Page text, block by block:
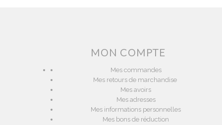
MON COMPTE
Mes commandes
Mes retours de marchandise
Mes avoirs
Mes adresses
Mes informations personnelles
Mes bons de réduction